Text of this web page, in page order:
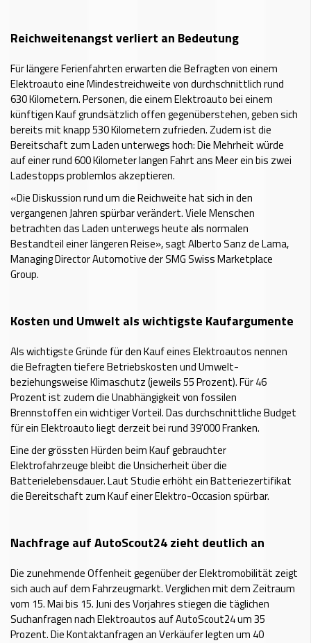
Reichweitenangst verliert an Bedeutung
Für längere Ferienfahrten erwarten die Befragten von einem
Elektroauto eine Mindestreichweite von durchschnittlich rund
630 Kilometern. Personen, die einem Elektroauto bei einem
künftigen Kauf grundsätzlich offen gegenüberstehen, geben sich
bereits mit knapp 530 Kilometern zufrieden. Zudem ist die
Bereitschaft zum Laden unterwegs hoch: Die Mehrheit würde
auf einer rund 600 Kilometer langen Fahrt ans Meer ein bis zwei
Ladestopps problemlos akzeptieren.
«Die Diskussion rund um die Reichweite hat sich in den
vergangenen Jahren spürbar verändert. Viele Menschen
betrachten das Laden unterwegs heute als normalen
Bestandteil einer längeren Reise», sagt Alberto Sanz de Lama,
Managing Director Automotive der SMG Swiss Marketplace
Group.
Kosten und Umwelt als wichtigste Kaufargumente
Als wichtigste Gründe für den Kauf eines Elektroautos nennen
die Befragten tiefere Betriebskosten und Umwelt-
beziehungsweise Klimaschutz (jeweils 55 Prozent). Für 46
Prozent ist zudem die Unabhängigkeit von fossilen
Brennstoffen ein wichtiger Vorteil. Das durchschnittliche Budget
für ein Elektroauto liegt derzeit bei rund 39'000 Franken.
Eine der grössten Hürden beim Kauf gebrauchter
Elektrofahrzeuge bleibt die Unsicherheit über die
Batterielebensdauer. Laut Studie erhöht ein Batteriezertifikat
die Bereitschaft zum Kauf einer Elektro-Occasion spürbar.
Nachfrage auf AutoScout24 zieht deutlich an
Die zunehmende Offenheit gegenüber der Elektromobilität zeigt
sich auch auf dem Fahrzeugmarkt. Verglichen mit dem Zeitraum
vom 15. Mai bis 15. Juni des Vorjahres stiegen die täglichen
Suchanfragen nach Elektroautos auf AutoScout24 um 35
Prozent. Die Kontaktanfragen an Verkäufer legten um 40